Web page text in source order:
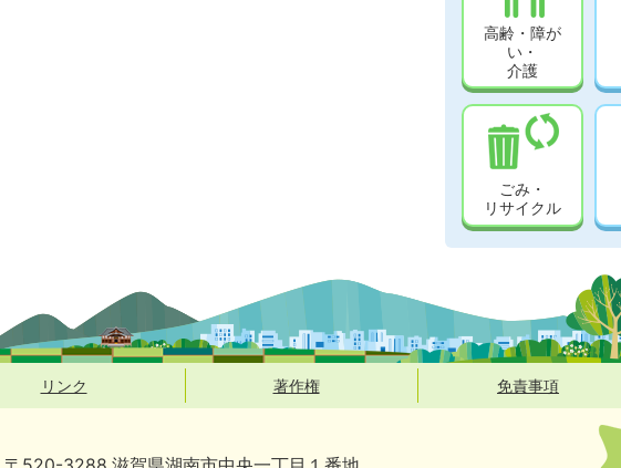
高齢・障が
い・
介護
ごみ・
リサイクル
リンク 著作権 免責事項